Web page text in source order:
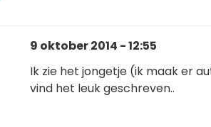
9 oktober 2014 - 12:55
Ik zie het jongetje (ik maak er
vind het leuk geschreven..